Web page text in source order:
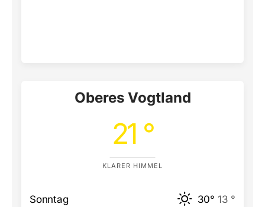
Oberes Vogtland
21 °
KLARER HIMMEL
Sonntag 30° 13 °